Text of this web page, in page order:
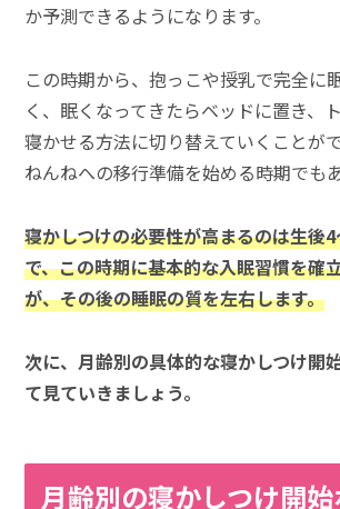
か予測できるようになります。
この時期から、抱っこや授乳で完全に
く、眠くなってきたらベッドに置き、
寝かせる方法に切り替えていくことが
ねんねへの移行準備を始める時期でもあ
寝かしつけの必要性が高まるのは生後
で、この時期に基本的な入眠習慣を確
が、その後の睡眠の質を左右します。
次に、月齢別の具体的な寝かしつけ開
て見ていきましょう。
月齢別の寝かしつけ開